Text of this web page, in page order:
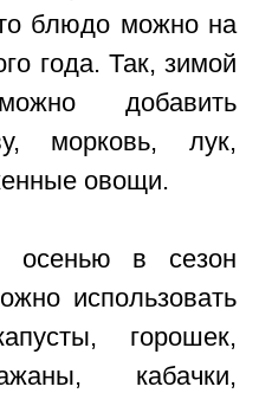
блюдо можно на
года. Так, зимой
добавить
морковь, лук,
овощи.
осенью в сезон
использовать
горошек,
кабачки,